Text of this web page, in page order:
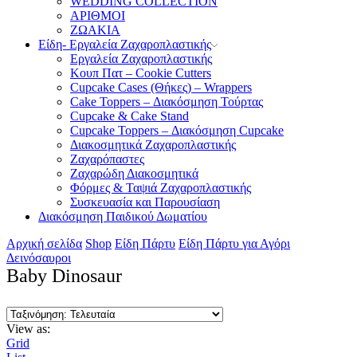
ΑΡΙΘΜΟΙ
ΖΩΑΚΙΑ
Είδη- Εργαλεία Ζαχαροπλαστικής
Εργαλεία Ζαχαροπλαστικής
Κουπ Πατ – Cookie Cutters
Cupcake Cases (Θήκες) – Wrappers
Cake Toppers – Διακόσμηση Τούρτας
Cupcake & Cake Stand
Cupcake Toppers – Διακόσμηση Cupcake
Διακοσμητικά Ζαχαροπλαστικής
Ζαχαρόπαστες
Ζαχαρώδη Διακοσμητικά
Φόρμες & Ταψιά Ζαχαροπλαστικής
Συσκευασία και Παρουσίαση
Διακόσμηση Παιδικού Δωματίου
Αρχική σελίδα Shop Είδη Πάρτυ Είδη Πάρτυ για Αγόρι
Δεινόσαυροι
Baby Dinosaur
View as:
Grid